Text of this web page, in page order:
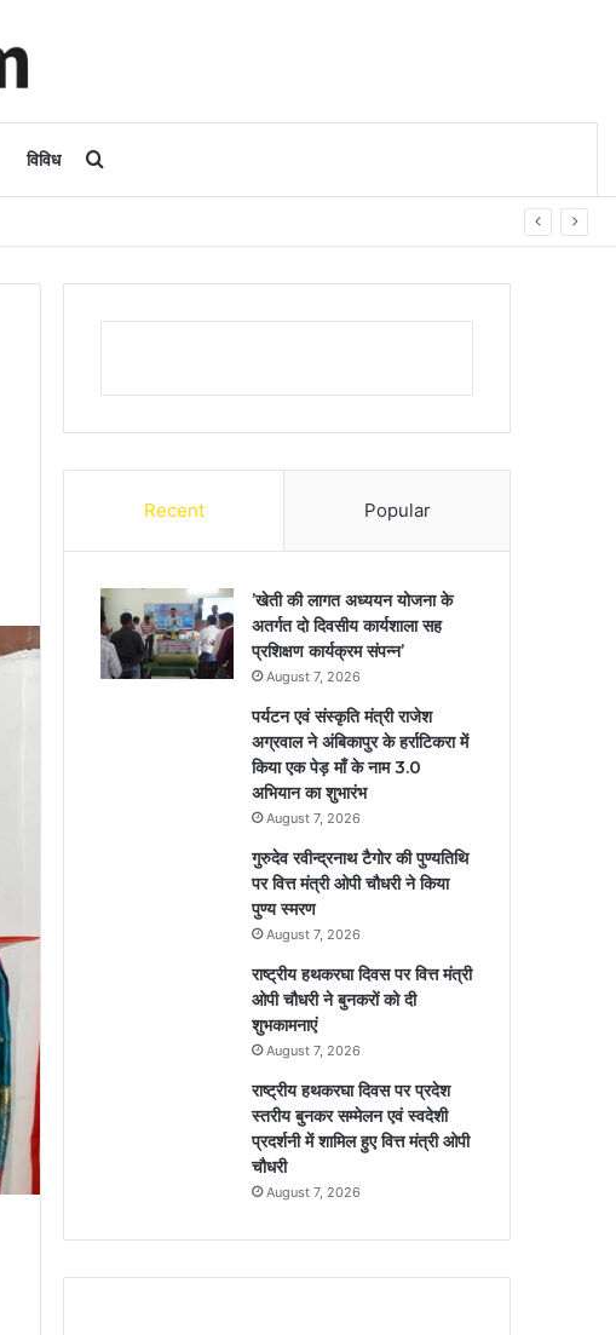
विविध
Recent Popular
’खेती की लागत अध्ययन योजना के
अतर्गत दो दिवसीय कार्यशाला सह
प्रशिक्षण कार्यक्रम संपन्न’
August 7, 2026
पर्यटन एवं संस्कृति मंत्री राजेश
अग्रवाल ने अंबिकापुर के हर्राटिकरा में
किया एक पेड़ माँ के नाम 3.0
अभियान का शुभारंभ
August 7, 2026
गुरुदेव रवीन्द्रनाथ टैगोर की पुण्यतिथि
पर वित्त मंत्री ओपी चौधरी ने किया
पुण्य स्मरण
August 7, 2026
राष्ट्रीय हथकरघा दिवस पर वित्त मंत्री
ओपी चौधरी ने बुनकरों को दी
शुभकामनाएं
August 7, 2026
राष्ट्रीय हथकरघा दिवस पर प्रदेश
स्तरीय बुनकर सम्मेलन एवं स्वदेशी
प्रदर्शनी में शामिल हुए वित्त मंत्री ओपी
चौधरी
August 7, 2026